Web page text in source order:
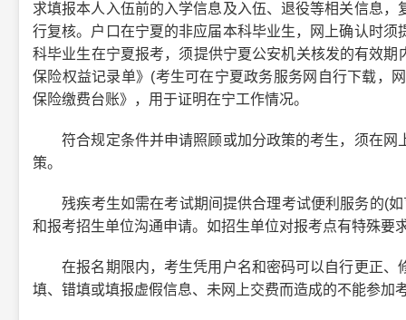
求填报本人入伍前的入学信息及入伍、退役等相关信息
行复核。户口在宁夏的非应届本科毕业生，网上确认时
科毕业生在宁夏报考，须提供宁夏公安机关核发的有效
保险权益记录单》(考生可在宁夏政务服务网自行下载，
保险缴费台账》，用于证明在宁工作情况。
符合规定条件并申请照顾或加分政策的考生，须在网
策。
残疾考生如需在考试期间提供合理考试便利服务的(如
和报考招生单位沟通申请。如招生单位对报考点有特殊要
在报名期限内，考生凭用户名和密码可以自行更正、
填、错填或填报虚假信息、未网上交费而造成的不能参加